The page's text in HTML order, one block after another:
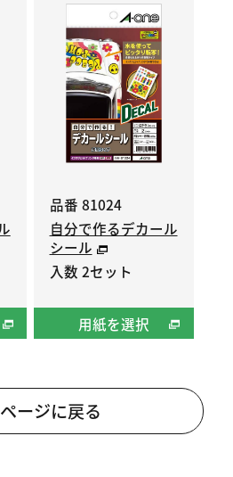
品番 81024
自分で作るデカール
シール
入数 2セット
用紙を選択
ージに戻る